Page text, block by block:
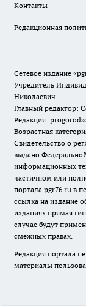
Контакты
Редакционная
Сетевое издание
Учредитель
Николаевич
Главный редактор:
Редакция:
Возрастная
Свидетельство о
выдано
информационных
частичном или
портала pgr76.ru в
ссылка на издание
изданиях прямая
случае будут
смежных правах.
Редакция портала
материалы